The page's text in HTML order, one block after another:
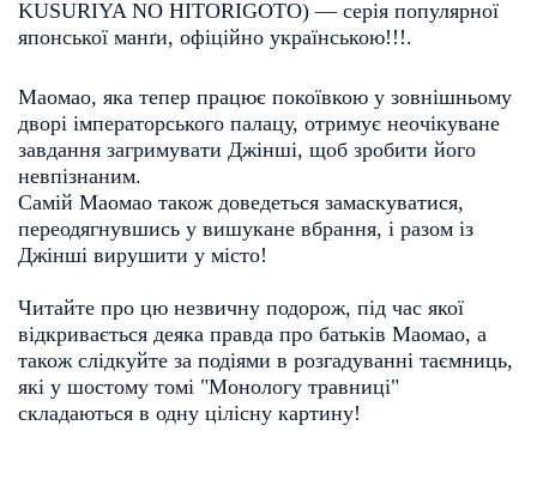
KUSURIYA NO HITORIGOTO) — серія популярної
японської манґи, офіційно українською!!!.
Маомао, яка тепер працює покоївкою у зовнішньому
дворі імператорського палацу, отримує неочікуване
завдання загримувати Джінші, щоб зробити його
невпізнаним.
Самій Маомао також доведеться замаскуватися,
переодягнувшись у вишукане вбрання, і разом із
Джінші вирушити у місто!
Читайте про цю незвичну подорож, під час якої
відкривається деяка правда про батьків Маомао, а
також слідкуйте за подіями в розгадуванні таємниць,
які у шостому томі "Монологу травниці"
складаються в одну цілісну картину!